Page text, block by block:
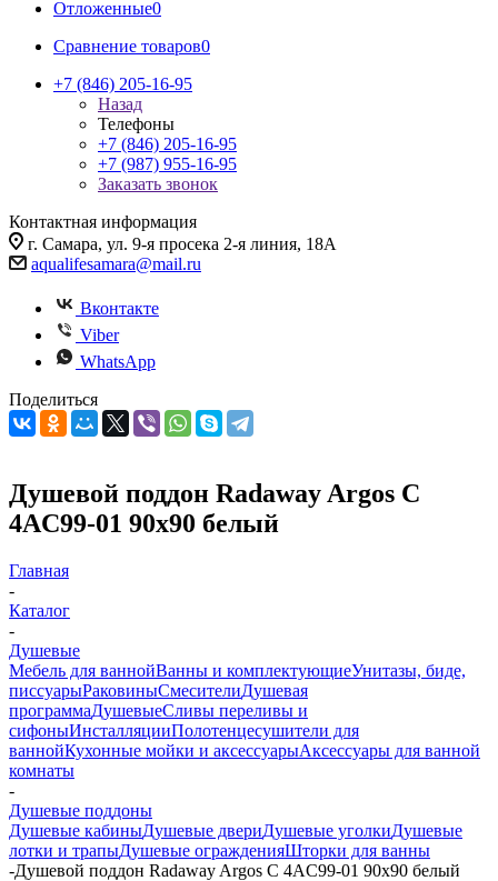
Отложенные0
Сравнение товаров0
+7 (846) 205-16-95
Назад
Телефоны
+7 (846) 205-16-95
+7 (987) 955-16-95
Заказать звонок
Контактная информация
г. Самара, ул. 9-я просека 2-я линия, 18А
aqualifesamara@mail.ru
Вконтакте
Viber
WhatsApp
Поделиться
Душевой поддон Radaway Argos C
4AC99-01 90x90 белый
Главная
-
Каталог
-
Душевые
Мебель для ваннойВанны и комплектующиеУнитазы, биде,
писсуарыРаковиныСмесителиДушевая
программаДушевыеСливы переливы и
сифоныИнсталляцииПолотенцесушители для
ваннойКухонные мойки и аксессуарыАксессуары для ванной
комнаты
-
Душевые поддоны
Душевые кабиныДушевые двериДушевые уголкиДушевые
лотки и трапыДушевые огражденияШторки для ванны
-Душевой поддон Radaway Argos C 4AC99-01 90x90 белый